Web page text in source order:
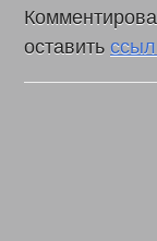
оставить